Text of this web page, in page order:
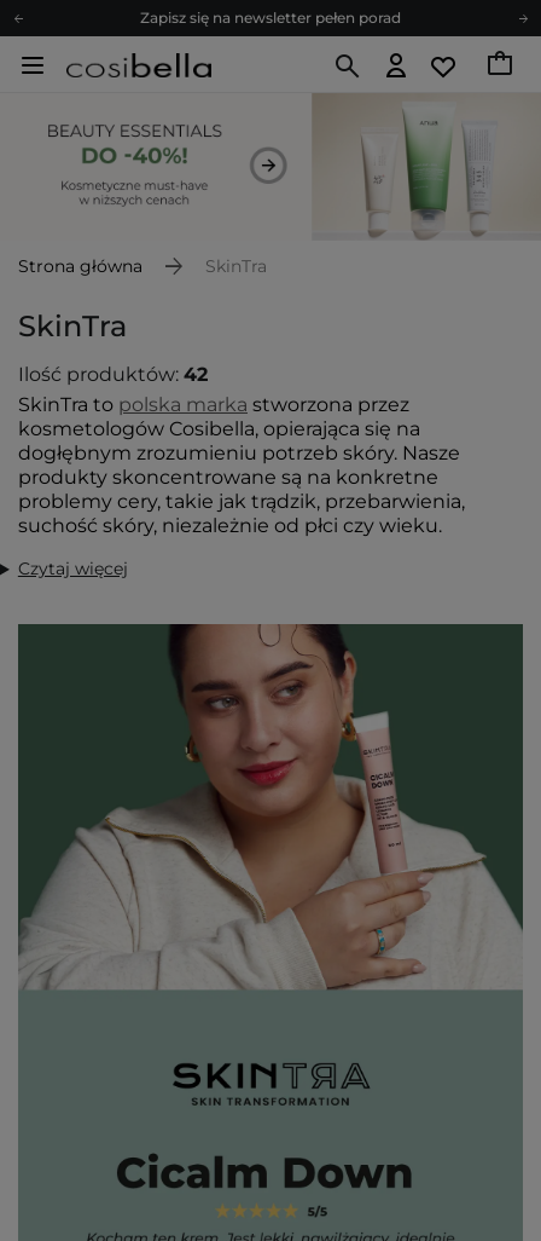
Bezpłatne konsultacje kosmetologiczne
Z nami to możliwe! Realizacja zamówienia do 24h.
Zapisz się na newsletter pełen porad
Strona główna SkinTra
SkinTra
Ilość produktów: 42
SkinTra to polska marka stworzona przez
kosmetologów Cosibella, opierająca się na
dogłębnym zrozumieniu potrzeb skóry. Nasze
produkty skoncentrowane są na konkretne
problemy cery, takie jak trądzik, przebarwienia,
suchość skóry, niezależnie od płci czy wieku.
Czytaj więcej